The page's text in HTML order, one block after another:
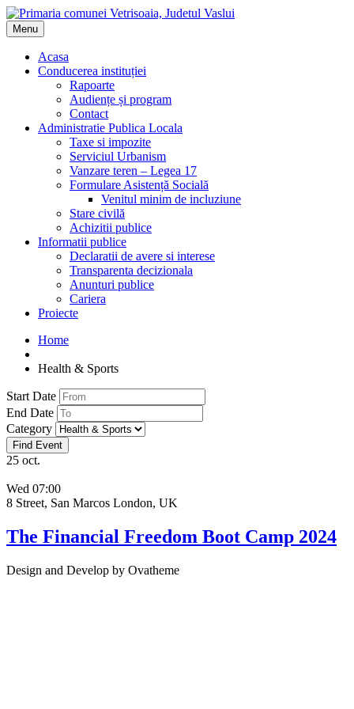
Menu
Acasa
Conducerea instituției
Rapoarte
Audiențe și program
Contact
Administratie Publica Locala
Taxe si impozite
Serviciul Urbanism
Vanzare teren – Legea 17
Formulare Asistență Socială
Venitul minim de incluziune
Stare civilă
Achizitii publice
Informatii publice
Declaratii de avere si interese
Transparenta decizionala
Anunturi publice
Cariera
Proiecte
Home
Health & Sports
Start Date
End Date
Category
25 oct.
Wed 07:00
8 Street, San Marcos London, UK
The Financial Freedom Boot Camp 2024
Design and Develop by Ovatheme